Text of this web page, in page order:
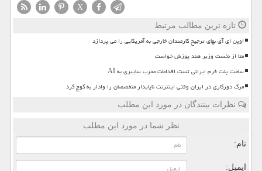
X
تازه ترین مطالب مرتبط
اوپن ای آی بهای ترجیح کارمندان خارجی به آمریکایی را می پردازد
متا از نخست وزیر هند پوزش خواست
ساخت پلت فرم ایرانی تست اقدامات مخرب سایبری به AI
مرگ دورکاری در ایران وقتی اینترنت ناپایدار متخصصان را وادار به کوچ کرد
نظرات بینندگان در مورد این مطلب
نظر شما در مورد این مطلب
نام:
ایمیل: